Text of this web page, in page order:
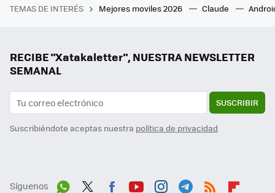
TEMAS DE INTERÉS Mejores moviles 2026 Claude
RECIBE "Xatakaletter", NUESTRA NEWSLETTER
SEMANAL
SUSCRIBIR
Suscribiéndote aceptas nuestra política de privacidad
Síguenos